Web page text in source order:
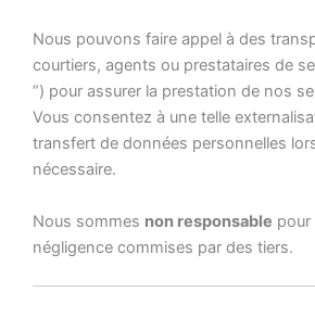
Nous pouvons faire appel à des
courtiers, agents ou prestataires de
”) pour assurer la prestation de nos
Vous consentez à une telle
transfert de données personnelles
nécessaire.
Nous sommes non responsable pour
négligence commises par des tiers.